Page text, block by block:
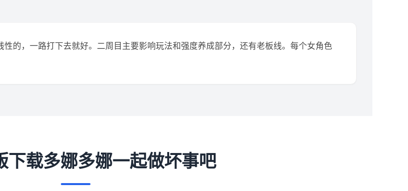
的，一路打下去就好。二周目主要影响玩法和强度养成部分，还有老板线。每个女角色
下载多娜多娜一起做坏事吧